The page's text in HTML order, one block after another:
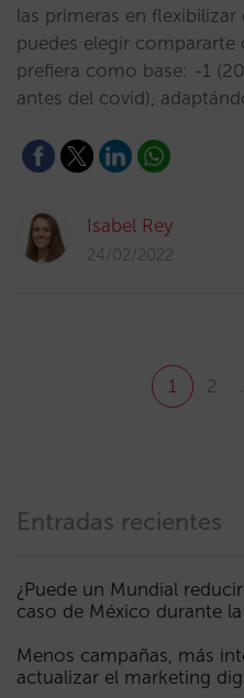
las primeras en
puedes elegir
prefiera como base: -1
antes del covid),
Isabel Rey
24/02/2022
1 2
Entradas recientes
¿Puede un Mundial
caso de México durante
Menos campañas, más
actualizar el marketing